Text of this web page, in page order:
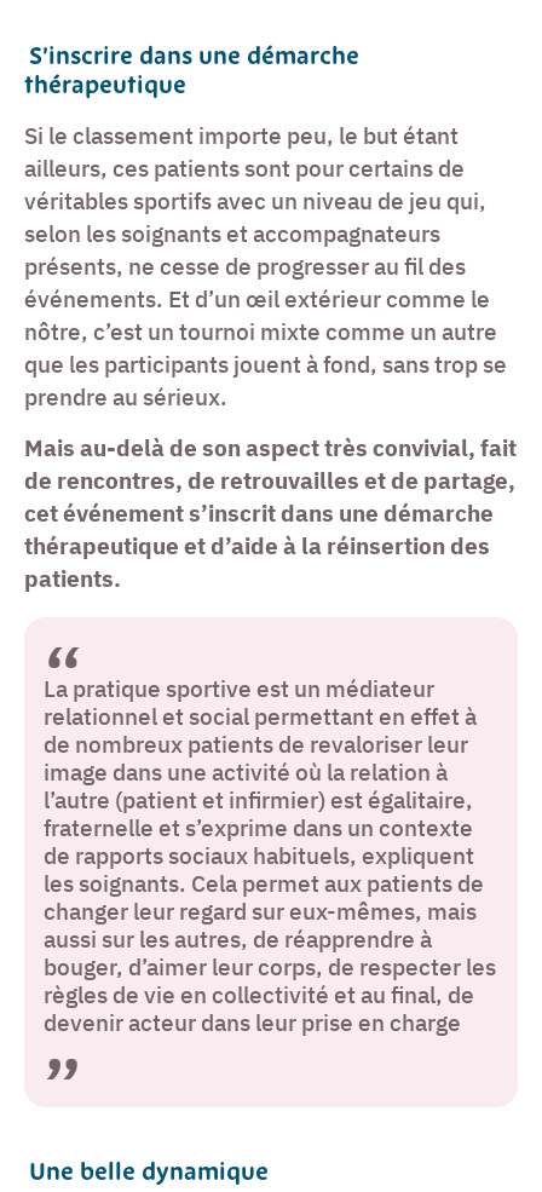
S’inscrire dans une démarche
thérapeutique
Si le classement importe peu, le but étant
ailleurs, ces patients sont pour certains de
véritables sportifs avec un niveau de jeu qui,
selon les soignants et accompagnateurs
présents, ne cesse de progresser au fil des
événements. Et d’un œil extérieur comme le
nôtre, c’est un tournoi mixte comme un autre
que les participants jouent à fond, sans trop se
prendre au sérieux.
Mais au-delà de son aspect très convivial, fait
de rencontres, de retrouvailles et de partage,
cet événement s’inscrit dans une démarche
thérapeutique et d’aide à la réinsertion des
patients.
La pratique sportive est un médiateur
relationnel et social permettant en effet à
de nombreux patients de revaloriser leur
image dans une activité où la relation à
l’autre (patient et infirmier) est égalitaire,
fraternelle et s’exprime dans un contexte
de rapports sociaux habituels, expliquent
les soignants. Cela permet aux patients de
changer leur regard sur eux-mêmes, mais
aussi sur les autres, de réapprendre à
bouger, d’aimer leur corps, de respecter les
règles de vie en collectivité et au final, de
devenir acteur dans leur prise en charge
Une belle dynamique